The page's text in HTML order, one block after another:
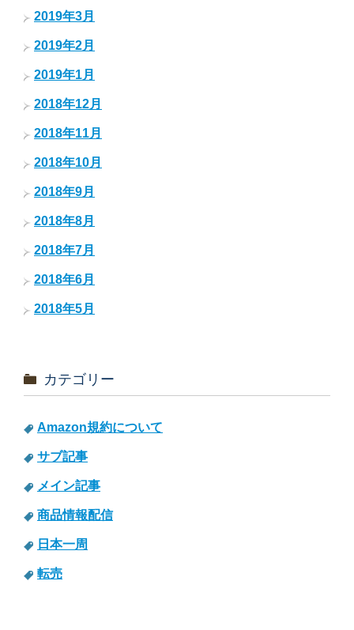
2019年3月
2019年2月
2019年1月
2018年12月
2018年11月
2018年10月
2018年9月
2018年8月
2018年7月
2018年6月
2018年5月
カテゴリー
Amazon規約について
サブ記事
メイン記事
商品情報配信
日本一周
転売